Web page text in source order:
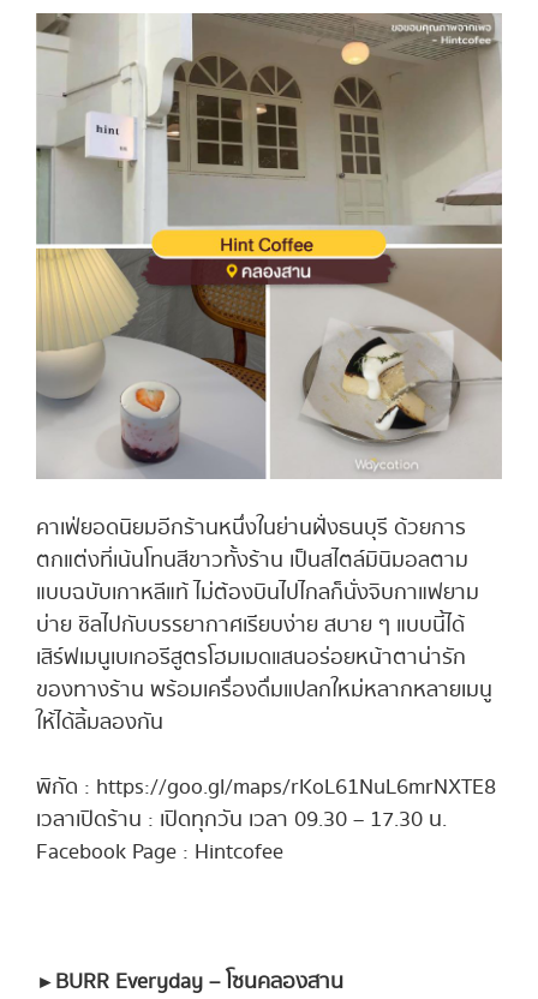
คาเฟ่ยอดนิยมอีกร้านหนึ่งในย่านฝั่งธนบุรี ด้วยการ
ตกแต่งที่เน้นโทนสีขาวทั้งร้าน เป็นสไตล์มินิมอลตาม
แบบฉบับเกาหลีแท้ ไม่ต้องบินไปไกลก็นั่งจิบกาแฟยาม
บ่าย ชิลไปกับบรรยากาศเรียบง่าย สบาย ๆ แบบนี้ได้
เสิร์ฟเมนูเบเกอรีสูตรโฮมเมดแสนอร่อยหน้าตาน่ารัก
ของทางร้าน พร้อมเครื่องดื่มแปลกใหม่หลากหลายเมนู
ให้ได้ลิ้มลองกัน
พิกัด : https://goo.gl/maps/rKoL61NuL6mrNXTE8
เวลาเปิดร้าน : เปิดทุกวัน เวลา 09.30 – 17.30 น.
Facebook Page : Hintcofee
► BURR Everyday – โซนคลองสาน